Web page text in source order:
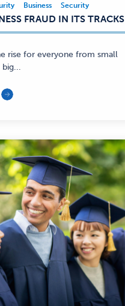
Business Security
FRAUD IN ITS TRACKS
rise for everyone from small
big...